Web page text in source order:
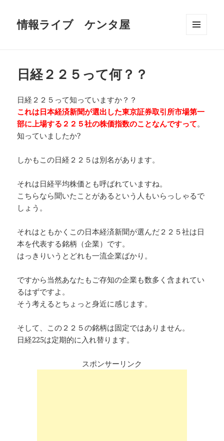
情報ライブ ケンタ屋
日経２２５って何？？
日経２２５って知っていますか？？
これは日本経済新聞が選出した東京証券取引所市場第一
部に上場する２２５社の株価指数のことなんですって。
知っていましたか?
しかもこの日経２２５は別名があります。
それは日経平均株価とも呼ばれていますね。
こちらなら聞いたことがあるという人もいらっしゃるで
しょう。
それはともかくこの日本経済新聞が選んだ２２５社は日
本を代表する銘柄（企業）です。
はっきりいうとどれも一流企業ばかり。
ですから当然あなたもご存知の企業も数多く含まれてい
るはずですよ。
そう考えるとちょっと身近に感じます。
そして、この２２５の銘柄は固定ではありません。
日経225は定期的に入れ替ります。
スポンサーリンク